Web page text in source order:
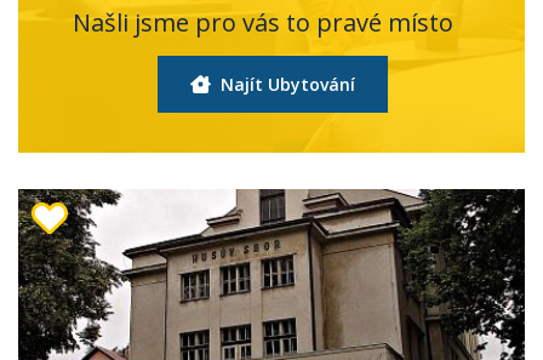
Našli jsme pro vás to pravé místo
Najít Ubytování